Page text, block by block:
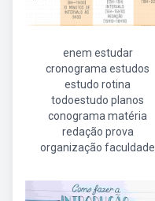
enem estudar
cronograma estudos
estudo rotina
todoestudo planos
conograma matéria
redação prova
organização faculdade